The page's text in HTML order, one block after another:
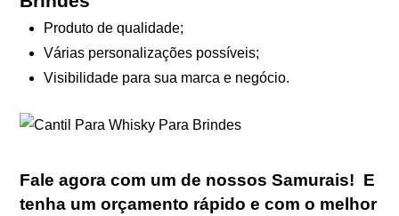
Produto de qualidade;
Várias personalizações possíveis;
Visibilidade para sua marca e negócio.
Fale agora com um de nossos Samurais! E
tenha um orçamento rápido e com o melhor